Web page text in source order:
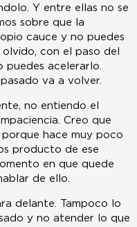
Y entre ellas no se
sobre que la
cauce y no puedes
con el paso del
puedes acelerarlo.
va a volver.
no entiendo el
Creo que
hace muy poco
producto de ese
en que quede
de ello.
delante. Tampoco lo
y no atender lo que